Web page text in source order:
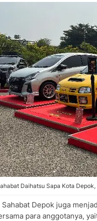
Daihatsu Sapa Kota
Sahabat Depok juga
para anggotanya,